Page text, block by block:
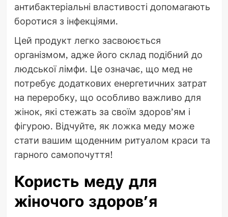
антибактеріальні властивості допомагають
боротися з інфекціями.
Цей продукт легко засвоюється
організмом, адже його склад подібний до
людської лімфи. Це означає, що мед не
потребує додаткових енергетичних затрат
на переробку, що особливо важливо для
жінок, які стежать за своїм здоров’ям і
фігурою. Відчуйте, як ложка меду може
стати вашим щоденним ритуалом краси та
гарного самопочуття!
Користь меду для
жіночого здоров’я